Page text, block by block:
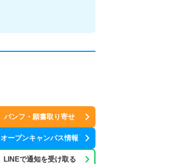
パンフ・願書取り寄せ
オープンキャンパス情報
LINEで通知を受け取る